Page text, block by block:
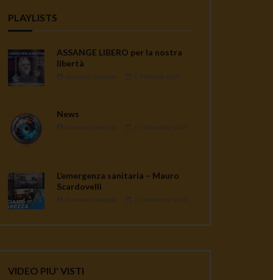
PLAYLISTS
ASSANGE LIBERO per la nostra
libertà
News
L’emergenza sanitaria – Mauro
Scardovelli
VIDEO PIU' VISTI